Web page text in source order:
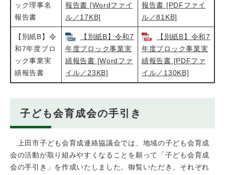
ック理事名
報告書
報告書 [Wordファイ
ル／17KB]
報告書 [PDFファイ
ル／81KB]
【別紙B】令
和7年度ブロ
ック事業実
績報告書
【別紙B】令和7
年度ブロック事業実
績報告書 [Wordファ
イル／23KB]
【別紙B】令和7
年度ブロック事業実
績報告書 [PDFファ
イル／130KB]
子ども会育成会の手引き
上田市子ども会育成連絡協議会では、地域の子ども会育成
会の活動が取り組みやすくなることを願って「子ども会育成
会の手引き」を作成いたしました。御覧いただき、それぞれ